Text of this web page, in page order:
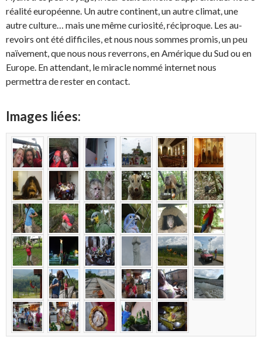
réalité européenne. Un autre continent, un autre climat, une
autre culture… mais une même curiosité, réciproque. Les au-
revoirs ont été difficiles, et nous nous sommes promis, un peu
naïvement, que nous nous reverrons, en Amérique du Sud ou en
Europe. En attendant, le miracle nommé internet nous
permettra de rester en contact.
Images liées: